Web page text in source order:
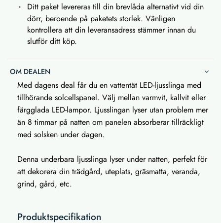
Ditt paket levereras till din brevlåda alternativt vid din
dörr, beroende på paketets storlek. Vänligen
kontrollera att din leveransadress stämmer innan du
slutför ditt köp.
OM DEALEN
Med dagens deal får du en vattentät LED-ljusslinga med
tillhörande solcellspanel. Välj mellan varmvit, kallvit eller
färgglada LED-lampor. Ljusslingan lyser utan problem mer
än 8 timmar på natten om panelen absorberar tillräckligt
med solsken under dagen.
Denna underbara ljusslinga lyser under natten, perfekt för
att dekorera din trädgård, uteplats, gräsmatta, veranda,
grind, gård, etc.
Produktspecifikation